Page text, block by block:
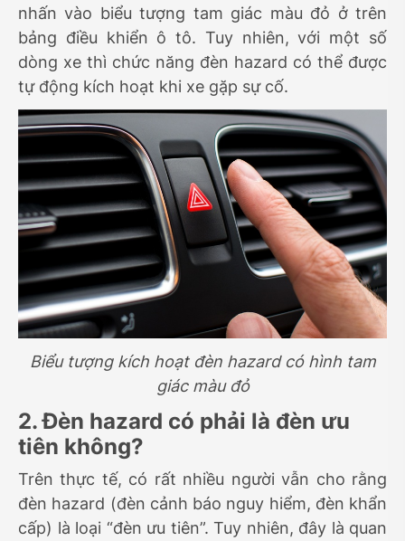
nhấn vào biểu tượng tam giác màu đỏ ở trên
bảng điều khiển ô tô. Tuy nhiên, với một số
dòng xe thì chức năng đèn hazard có thể được
tự động kích hoạt khi xe gặp sự cố.
Biểu tượng kích hoạt đèn hazard có hình tam
giác màu đỏ
2. Đèn hazard có phải là đèn ưu
tiên không?
Trên thực tế, có rất nhiều người vẫn cho rằng
đèn hazard (đèn cảnh báo nguy hiểm, đèn khẩn
cấp) là loại “đèn ưu tiên”. Tuy nhiên, đây là quan